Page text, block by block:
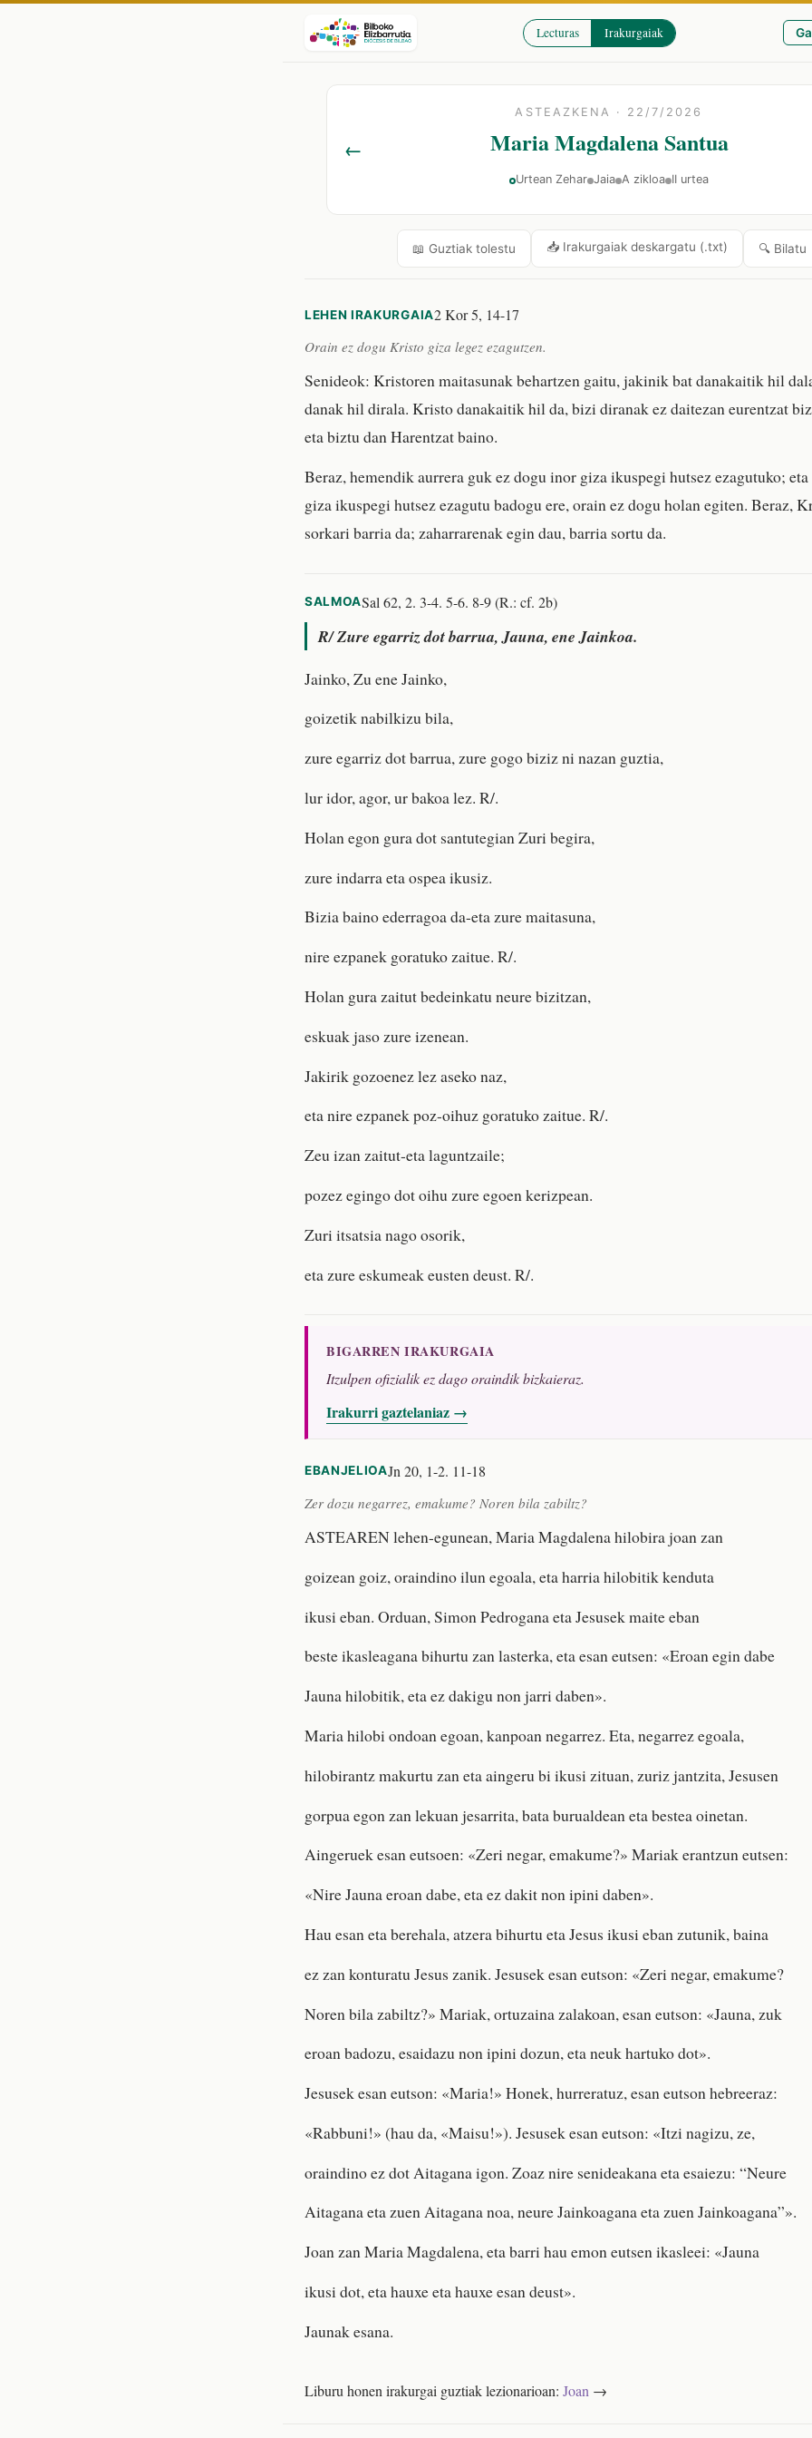
Lecturas Irakurgaiak
←
ASTEAZKENA · 22/7/2026
Maria Magdalena Santua
Urtean Zehar Jaia A zikloa II urtea
📖 Guztiak tolestu 📥 Irakurgaiak deskargatu (.txt) 🔍 Bilatu
LEHEN IRAKURGAIA2 Kor 5, 14-17
Orain ez dogu Kristo giza legez ezagutzen.
Senideok: Kristoren maitasunak behartzen gaitu, jakinik bat danakaitik hil
danak hil dirala. Kristo danakaitik hil da, bizi diranak ez daitezan eurentzat
eta biztu dan Harentzat baino.
Beraz, hemendik aurrera guk ez dogu inor giza ikuspegi hutsez ezagutuko;
giza ikuspegi hutsez ezagutu badogu ere, orain ez dogu holan egiten. Beraz,
sorkari barria da; zaharrarenak egin dau, barria sortu da.
SALMOASal 62, 2. 3-4. 5-6. 8-9 (R.: cf. 2b)
R/Zure egarriz dot barrua, Jauna, ene Jainkoa.
Jainko, Zu ene Jainko,
goizetik nabilkizu bila,
zure egarriz dot barrua, zure gogo biziz ni nazan guztia,
lur idor, agor, ur bakoa lez. R/.
Holan egon gura dot santutegian Zuri begira,
zure indarra eta ospea ikusiz.
Bizia baino ederragoa da-eta zure maitasuna,
nire ezpanek goratuko zaitue. R/.
Holan gura zaitut bedeinkatu neure bizitzan,
eskuak jaso zure izenean.
Jakirik gozoenez lez aseko naz,
eta nire ezpanek poz-oihuz goratuko zaitue. R/.
Zeu izan zaitut-eta laguntzaile;
pozez egingo dot oihu zure egoen kerizpean.
Zuri itsatsia nago osorik,
eta zure eskumeak eusten deust. R/.
BIGARREN IRAKURGAIA
Itzulpen ofizialik ez dago oraindik bizkaieraz.
Irakurri gaztelaniaz →
EBANJELIOAJn 20, 1-2. 11-18
Zer dozu negarrez, emakume? Noren bila zabiltz?
ASTEAREN lehen-egunean, Maria Magdalena hilobira joan zan
goizean goiz, oraindino ilun egoala, eta harria hilobitik kenduta
ikusi eban. Orduan, Simon Pedrogana eta Jesusek maite eban
beste ikasleagana bihurtu zan lasterka, eta esan eutsen: «Eroan egin dabe
Jauna hilobitik, eta ez dakigu non jarri daben».
Maria hilobi ondoan egoan, kanpoan negarrez. Eta, negarrez egoala,
hilobirantz makurtu zan eta aingeru bi ikusi zituan, zuriz jantzita, Jesusen
gorpua egon zan lekuan jesarrita, bata burualdean eta bestea oinetan.
Aingeruek esan eutsoen: «Zeri negar, emakume?» Mariak erantzun eutsen:
«Nire Jauna eroan dabe, eta ez dakit non ipini daben».
Hau esan eta berehala, atzera bihurtu eta Jesus ikusi eban zutunik, baina
ez zan konturatu Jesus zanik. Jesusek esan eutson: «Zeri negar, emakume?
Noren bila zabiltz?» Mariak, ortuzaina zalakoan, esan eutson: «Jauna, zuk
eroan badozu, esaidazu non ipini dozun, eta neuk hartuko dot».
Jesusek esan eutson: «Maria!» Honek, hurreratuz, esan eutson hebreeraz:
«Rabbuni!» (hau da, «Maisu!»). Jesusek esan eutson: «Itzi nagizu, ze,
oraindino ez dot Aitagana igon. Zoaz nire senideakana eta esaiezu: “Neure
Aitagana eta zuen Aitagana noa, neure Jainkoagana eta zuen Jainkoagana”».
Joan zan Maria Magdalena, eta barri hau emon eutsen ikasleei: «Jauna
ikusi dot, eta hauxe eta hauxe esan deust».
Jaunak esana.
Liburu honen irakurgai guztiak lezionarioan: Joan →